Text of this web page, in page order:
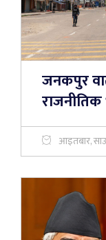
जनकपुर
आइतबार,